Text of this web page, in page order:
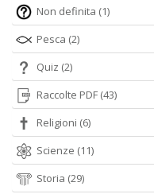
Non definita (1)
Pesca (2)
Quiz (2)
Raccolte PDF (43)
Religioni (6)
Scienze (11)
Storia (29)